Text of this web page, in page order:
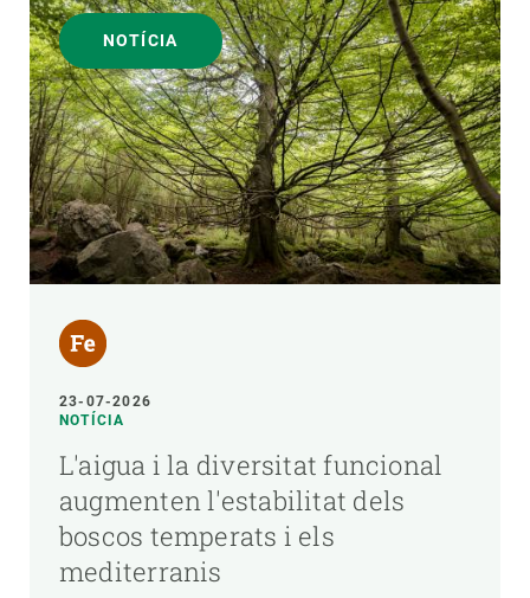
NOTÍCIA
23-07-2026
NOTÍCIA
L'aigua i la diversitat funcional
augmenten l'estabilitat dels
boscos temperats i els
mediterranis